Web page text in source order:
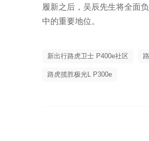
履新之后，吴辰先生将全面
中的重要地位。
新出行路虎卫士 P400e社区
路虎揽胜极光L P300e